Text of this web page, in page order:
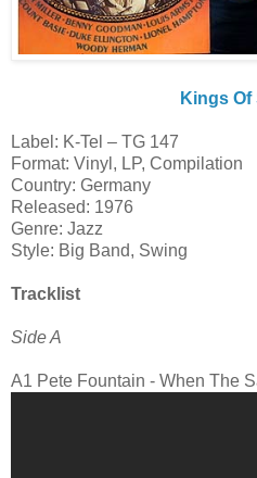
Kings Of
Label: K-Tel ‎– TG 147
Format: Vinyl, LP, Compilation
Country: Germany
Released: 1976
Genre: Jazz
Style: Big Band, Swing
Tracklist
Side A
A1 Pete Fountain - When The